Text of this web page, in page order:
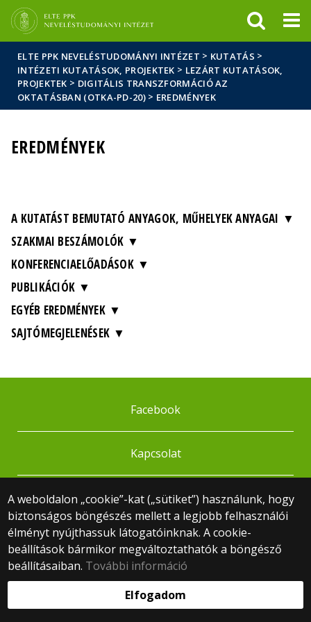
sajtóban
ELTE PPK NEVELÉSTUDOMÁNYI INTÉZET > KUTATÁS >
INTÉZETI KUTATÁSOK, PROJEKTEK > LEZÁRT KUTATÁSOK,
PROJEKTEK > DIGITÁLIS TRANSZFORMÁCIÓ AZ
OKTATÁSBAN (OTKA-PD-20) > EREDMÉNYEK
EREDMÉNYEK
A KUTATÁST BEMUTATÓ ANYAGOK, MŰHELYEK ANYAGAI
SZAKMAI BESZÁMOLÓK
KONFERENCIAELŐADÁSOK
PUBLIKÁCIÓK
EGYÉB EREDMÉNYEK
SAJTÓMEGJELENÉSEK
A weboldalon „cookie”-kat („sütiket”) használunk, hogy
biztonságos böngészés mellett a legjobb felhasználói
élményt nyújthassuk látogatóinknak. A cookie-
beállítások bármikor megváltoztathatók a böngésző
beállításaiban. További információ
Elfogadom
Facebook
Kapcsolat
© 2025 Eötvös Loránd Tudományegyetem
Minden jog fenntartva.
1053 Budapest, Egyetem tér 1–3.
Központi telefonszám: +36 1 411 6500
Webfejlesztés: